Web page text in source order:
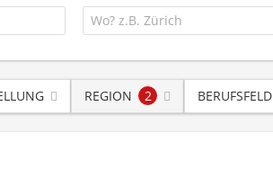
REGION 2 BERUFSFELD